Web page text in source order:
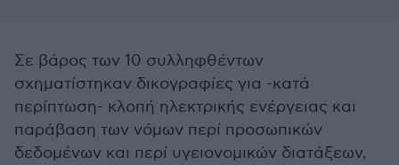
Σε βάρος των 10 συλληφθέντων
σχηματίστηκαν δικογραφίες για -κατά
περίπτωση- κλοπή ηλεκτρικής ενέργειας και
παράβαση των νόμων περί προσωπικών
δεδομένων και περί υγειονομικών διατάξεων,